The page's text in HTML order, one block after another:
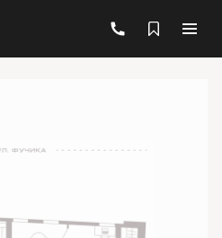
Цена по запросу